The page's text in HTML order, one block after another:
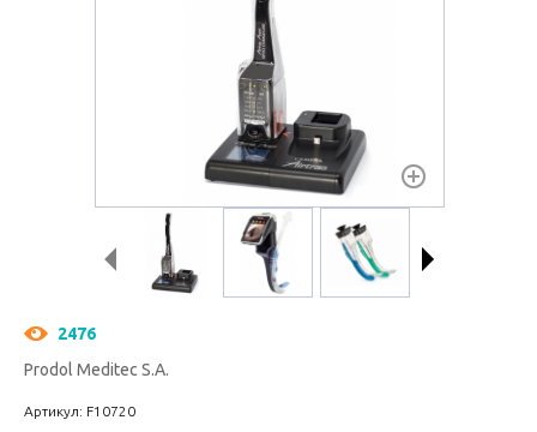
2476
Prodol Meditec S.A.
Артикул: F10720